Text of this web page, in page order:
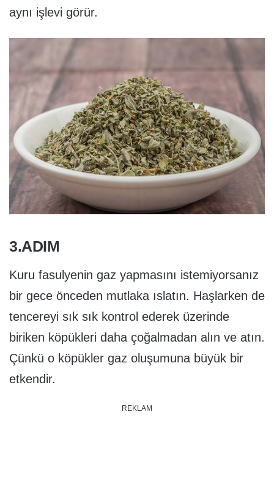
aynı işlevi görür.
3.ADIM
Kuru fasulyenin gaz yapmasını istemiyorsanız
bir gece önceden mutlaka ıslatın. Haşlarken de
tencereyi sık sık kontrol ederek üzerinde
biriken köpükleri daha çoğalmadan alın ve atın.
Çünkü o köpükler gaz oluşumuna büyük bir
etkendir.
REKLAM